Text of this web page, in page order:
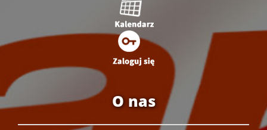
O nas